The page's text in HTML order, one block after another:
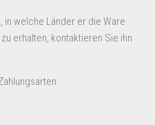
in welche Länder er die Ware
erhalten, kontaktieren Sie ihn